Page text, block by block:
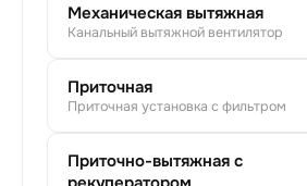
Механическая вытяжная
Канальный вытяжной вентилятор
Приточная
Приточная установка с фильтром
Приточно-вытяжная с